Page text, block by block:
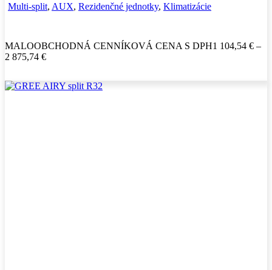
Multi-split, AUX, Rezidenčné jednotky, Klimatizácie
MALOOBCHODNÁ CENNÍKOVÁ CENA S DPH1 104,54 € –
2 875,74 €Price
104,54 €